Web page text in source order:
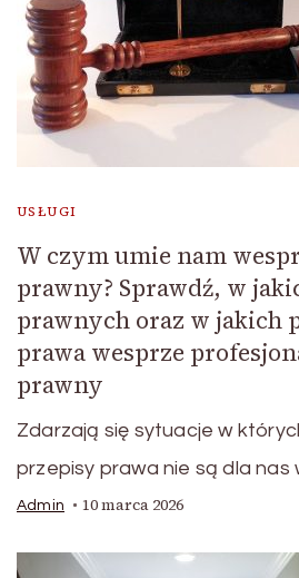
USŁUGI
W czym umie nam
prawny? Sprawdź, w
prawnych oraz w jakich
prawa wesprze
prawny
Zdarzają się sytuacje w
przepisy prawa nie są dla nas
Admin 10 marca 2026